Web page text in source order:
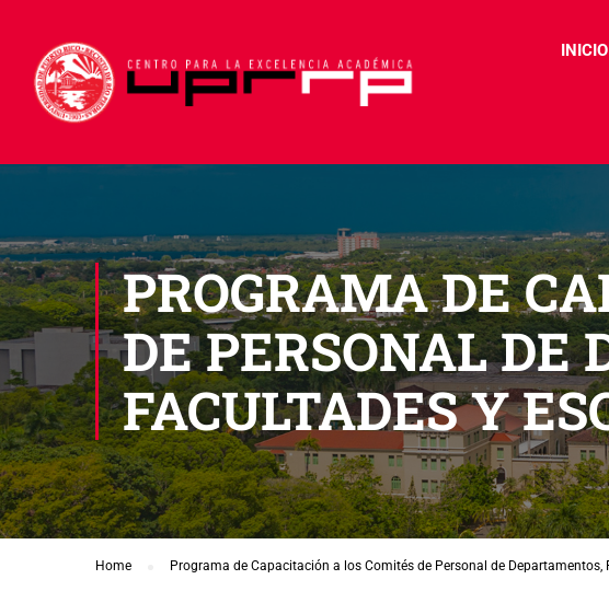
INICIO
PROGRAMA DE
DE PERSONAL DE
FACULTADES Y
Home Programa de Capacitación a los Comités de Personal de Departamentos,